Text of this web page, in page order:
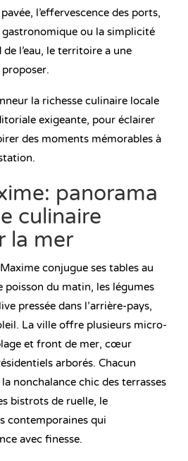
l’effervescence des ports,
gastronomique ou la simplicité
l’eau, le territoire a une
la richesse culinaire locale
exigeante, pour éclairer
des moments mémorables à
panorama
culinaire
la mer
conjugue ses tables au
poisson du matin, les légumes
pressée dans l’arrière-pays,
La ville offre plusieurs micro-
et front de mer, cœur
arborés. Chacun
nonchalance chic des terrasses
bistrots de ruelle, le
contemporaines qui
avec finesse.